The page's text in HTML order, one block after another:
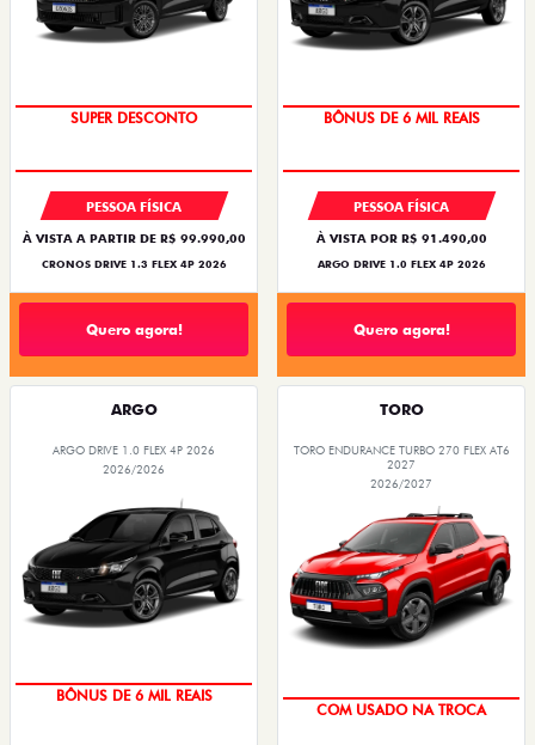
BÔNUS DE ATÉ R$ 14 MIL
PESSOA FÍSICA
À VISTA A PARTIR DE R$ 99.990,00
CRONOS DRIVE 1.3 FLEX 4P 2026
Quero agora!
TAXA ZERO
PESSOA FÍSICA
À VISTA POR R$ 91.490,00
ARGO DRIVE 1.0 FLEX 4P 2026
Quero agora!
ARGO
ARGO DRIVE 1.0 FLEX 4P 2026
2026/2026
TAXA ZERO
TORO
TORO ENDURANCE TURBO 270 FLEX AT6
2027
2026/2027
OPORTUNIDADE